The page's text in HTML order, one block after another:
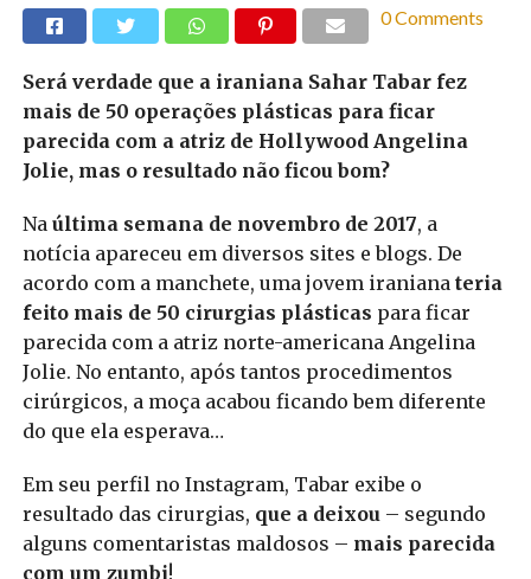
0 Comments
Será verdade que a iraniana Sahar Tabar fez
mais de 50 operações plásticas para ficar
parecida com a atriz de Hollywood Angelina
Jolie, mas o resultado não ficou bom?
Na última semana de novembro de 2017, a
notícia apareceu em diversos sites e blogs. De
acordo com a manchete, uma jovem iraniana teria
feito mais de 50 cirurgias plásticas para ficar
parecida com a atriz norte-americana Angelina
Jolie. No entanto, após tantos procedimentos
cirúrgicos, a moça acabou ficando bem diferente
do que ela esperava…
Em seu perfil no Instagram, Tabar exibe o
resultado das cirurgias, que a deixou – segundo
alguns comentaristas maldosos – mais parecida
com um zumbi!